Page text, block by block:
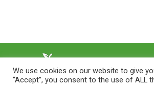
We use cookies on our website to give
“Accept”, you consent to the use of ALL